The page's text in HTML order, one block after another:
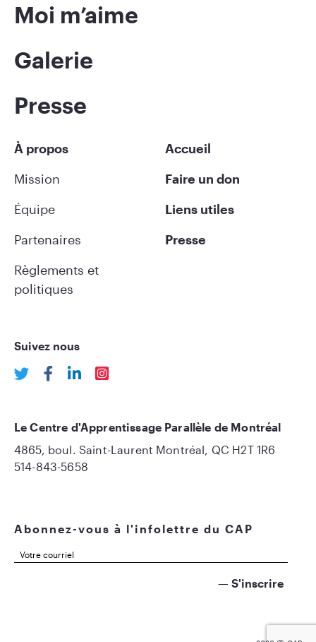
Moi m’aime
Galerie
Presse
À propos
Mission
Équipe
Partenaires
Règlements et
politiques
Accueil
Faire un don
Liens utiles
Presse
Suivez nous
Abonnez-vous à l'infolettre du CAP
Le Centre d'Apprentissage Parallèle de Montréal
4865, boul. Saint-Laurent Montréal, QC H2T 1R6
514-843-5658